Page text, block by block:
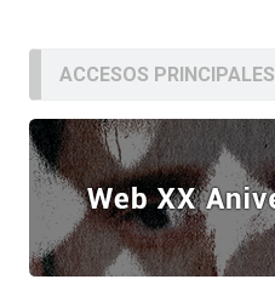
ACCESOS PRINCIPALES